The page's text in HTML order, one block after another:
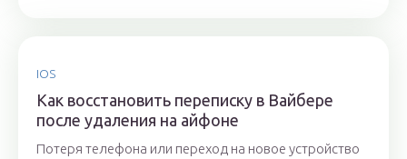
IOS
Как восстановить переписку в Вайбере
после удаления на айфоне
Потеря телефона или переход на новое устройство